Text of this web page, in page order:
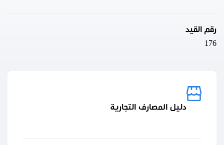
رقم القيد
176
دليل المصارف التجارية